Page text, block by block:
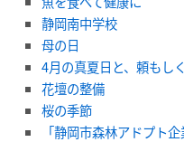
静岡南中学校
母の日
4月の真夏日と、頼もし
花壇の整備
桜の季節
「静岡市森林アドプト